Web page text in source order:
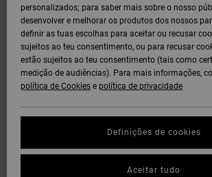
personalizados; para saber mais sobre o nosso
desenvolver e melhorar os produtos dos nossos
definir as tuas escolhas para aceitar ou recusar
sujeitos ao teu consentimento, ou para recusar
estão sujeitos ao teu consentimento (tais como
medição de audiências). Para mais informações,
política de Cookies e política de privacidade
Definições de cookies
Aceitar tudo